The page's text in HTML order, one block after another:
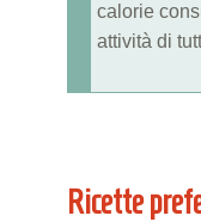
calorie
attività di
Ricette